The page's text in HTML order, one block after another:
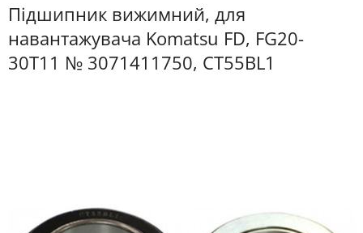
Підшипник вижимний, для
навантажувача Komatsu FD, FG20-
30T11 № 3071411750, CT55BL1